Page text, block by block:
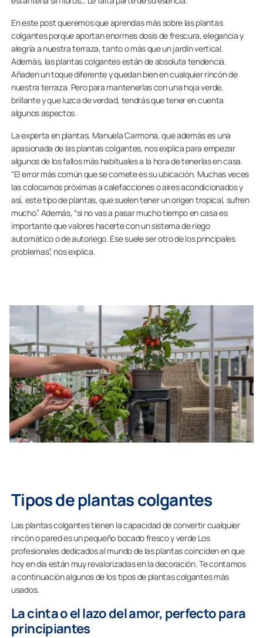
En este post queremos que aprendas más sobre las plantas
colgantes porque aportan enormes dosis de frescura, elegancia y
alegría a nuestra terraza, tanto o más que un jardín vertical.
Además, las plantas colgantes están de absoluta tendencia.
Añaden un toque diferente y quedan bien en cualquier rincón de
nuestra terraza. Pero para mantenerlas con una hoja verde,
brillante y que luzca de verdad, tendrás que tener en cuenta
algunos aspectos.
La experta en plantas, Manuela Carmona, que además es una
apasionada de las plantas colgantes, nos explica para empezar
algunos de los fallos más habituales a la hora de tenerlas en casa.
“El error más común que se comete es su ubicación. Muchas veces
las colocamos próximas a calefacciones o aires acondicionados y
así, este tipo de plantas, que suelen tener un origen tropical, sufren
mucho”. Además, “si no vas a pasar mucho tiempo en casa es
importante que valores hacerte con un sistema de riego
automático o de autoriego. Ese suele ser otro de los principales
problemas”, nos explica.
Tipos de plantas colgantes
Las plantas colgantes tienen la capacidad de convertir cualquier
rincón o pared es un pequeño bocado fresco y verde Los
profesionales dedicados al mundo de las plantas coinciden en que
hoy en día están muy revalorizadas en la decoración. Te contamos
a continuación algunos de los tipos de plantas colgantes más
usados.
La cinta o el lazo del amor, perfecto para
principiantes